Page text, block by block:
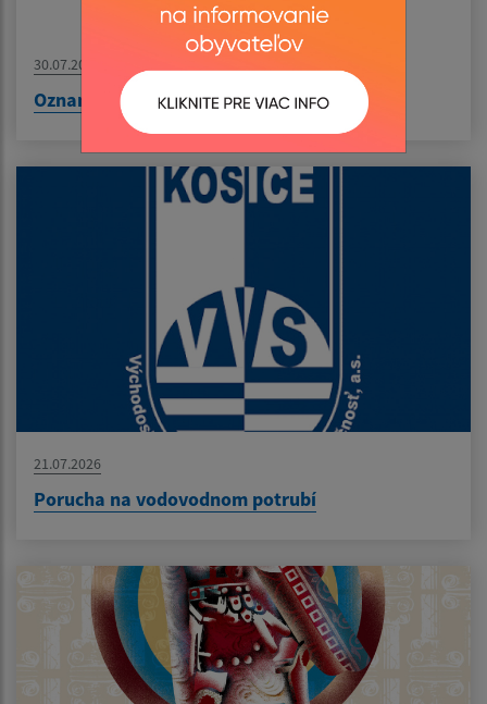
30.07.2026
Oznam - MUDr. Pirická
21.07.2026
Porucha na vodovodnom potrubí